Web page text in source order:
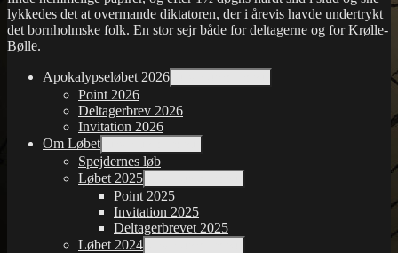
lykkedes det at overmande diktatoren, der i årevis havde undertrykt
det bornholmske folk. En stor sejr både for deltagerne og for Krølle-
Bølle.
Apokalypseløbet 2026
Point 2026
Deltagerbrev 2026
Invitation 2026
Om Løbet
Spejdernes løb
Løbet 2025
Point 2025
Invitation 2025
Deltagerbrevet 2025
Løbet 2024